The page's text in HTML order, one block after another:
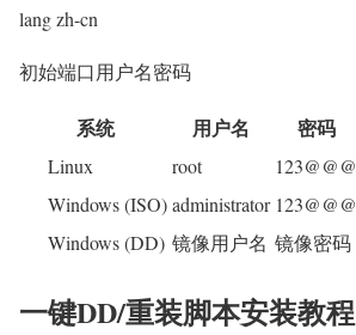
lang zh-cn
初始端口用户名密码
系统 用户名 密码
Linux root
123@@@
Windows (ISO)administrator 123@@@
Windows (DD) 镜像用户名 镜像密码
一键DD/重装脚本安装教程